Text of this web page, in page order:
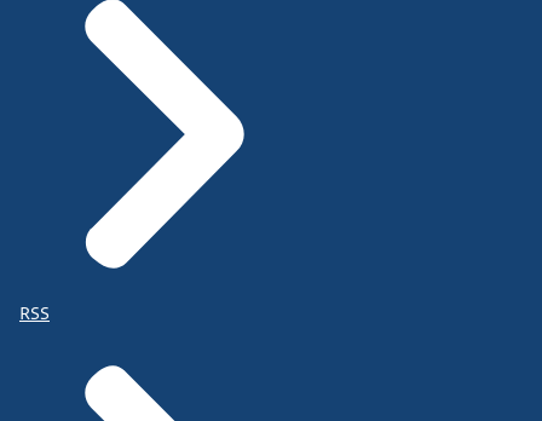
RSS